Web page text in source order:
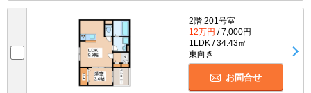
2階 201号室
12万円 / 7,000円
1LDK / 34.43㎡
東向き
お問合せ